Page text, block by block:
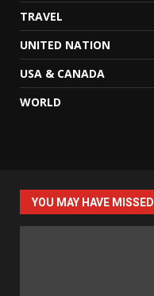
TRAVEL
UNITED NATION
USA & CANADA
WORLD
YOU MAY HAVE MISSED